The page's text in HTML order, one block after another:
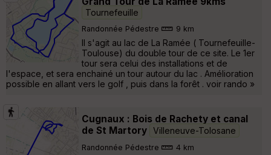
Tournefeuille
Randonnée Pédestre 9 km
Il s'agit au lac de La Ramée ( Tournefeuille-
Toulouse) du double tour de ce site. Le 1er
tour sera celui des installations et de
l'espace, et sera enchainé un tour autour du lac . Amélioration
possible en allant vers le golf , puis dans la forêt . voir rando »
Cugnaux : Bois de Rachety et canal
de St Martory Villeneuve-Tolosane
Randonnée Pédestre 4 km